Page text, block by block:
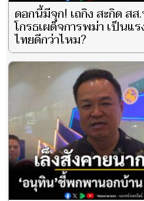
ดอกนี้มีจุก! เถกิง สะกิด ส
โกรธเผด็จการพม่า เป็น
ไทยดีกว่าไหม?